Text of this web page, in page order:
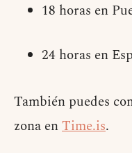
18 horas en
24 horas en
También puedes
zona enTime.is.